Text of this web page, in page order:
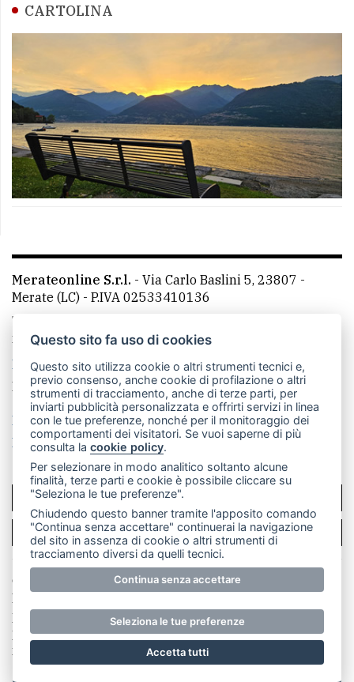
CARTOLINA
Merateonline S.r.l. - Via Carlo Baslini 5, 23807 -
Merate (LC) - P.IVA 02533410136
Telefono:
mail: redazione@leccoonline.com
La redazione
MerateOnline CasateOnline
RSS
Made by VIP
Privacy policy
Cookie policy
Rivedi le tue scelte sui cookie
SCRIVICI
PER LA TUA PUBBLICITÀ
© Copyright Merateonline S.r.l. - Tutti i diritti riservati.
E' proibita la riproduzione e pubblicazione anche
parziale di testi, articoli e immagini senza la
preventiva autorizzazione scritta dell'editore. RI Lecco
numero Rea LC 291.277 - Capitale sociale 10.329,14 €
Questo sito fa uso di cookies
Questo sito utilizza cookie o altri strumenti tecnici e,
previo consenso, anche cookie di profilazione o altri
strumenti di tracciamento, anche di terze parti, per
inviarti pubblicità personalizzata e offrirti servizi in linea
con le tue preferenze, nonché per il monitoraggio dei
comportamenti dei visitatori. Se vuoi saperne di più
consulta lacookie policy.
Per selezionare in modo analitico soltanto alcune
finalità, terze parti e cookie è possibile cliccare su
"Seleziona le tue preferenze".
Chiudendo questo banner tramite l'apposito comando
"Continua senza accettare" continuerai la navigazione
del sito in assenza di cookie o altri strumenti di
tracciamento diversi da quelli tecnici.
Continua senza accettare
Seleziona le tue preferenze
Accetta tutti